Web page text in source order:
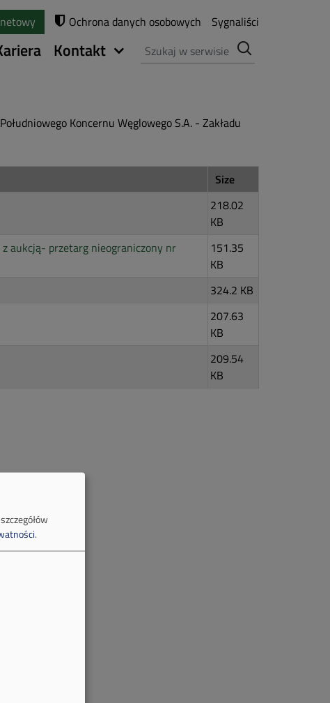
Ochrona danych osobowych Sygnaliści
Kontakt Szukaj
Koncernu Węglowego S.A. - Zakładu
Size
218.02
KB
aukcją- przetarg nieograniczony nr
151.35
KB
324.2 KB
207.63
KB
209.54
KB
.